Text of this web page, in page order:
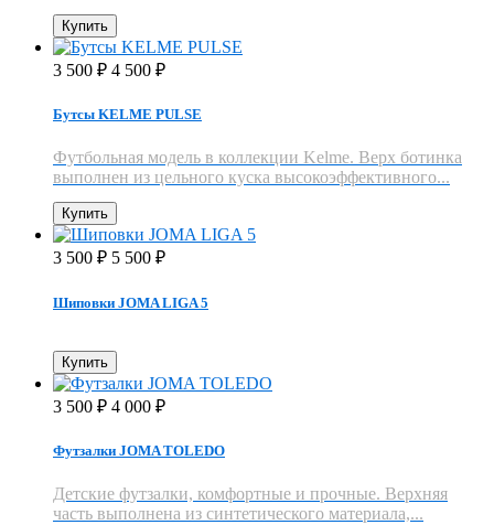
Купить
3 500 ₽ 4 500 ₽
Бутсы KELME PULSE
Футбольная модель в коллекции Kelme. Верх ботинка
выполнен из цельного куска высокоэффективного...
Купить
3 500 ₽ 5 500 ₽
Шиповки JOMA LIGA 5
Купить
3 500 ₽ 4 000 ₽
Футзалки JOMA TOLEDO
Детские футзалки, комфортные и прочные. Верхняя
часть выполнена из синтетического материала,...